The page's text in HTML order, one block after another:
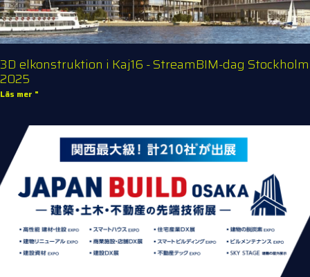
3D elkonstruktion i Kaj16 - StreamBIM-dag Stockholm
2025
Läs mer "